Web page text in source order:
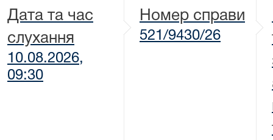
Дата та час
слухання
10.08.2026,
09:30
Номер справи
521/9430/26